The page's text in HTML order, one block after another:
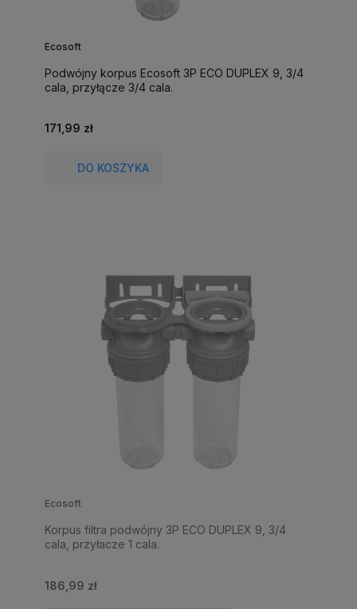
Ecosoft
Podwójny korpus Ecosoft 3P ECO DUPLEX 9, 3/4
cala, przyłącze 3/4 cala.
171,99 zł
DO KOSZYKA
Ecosoft
Korpus filtra podwójny 3P ECO DUPLEX 9, 3/4
cala, przyłacze 1 cala.
186,99 zł